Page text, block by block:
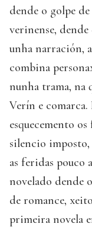
dende o golpe
verinense,
unha narración,
combina
nunha trama, na
Verín e comarca.
esquecemento
silencio imposto,
as feridas pouco
novelado dende
de romance,
primeira novela